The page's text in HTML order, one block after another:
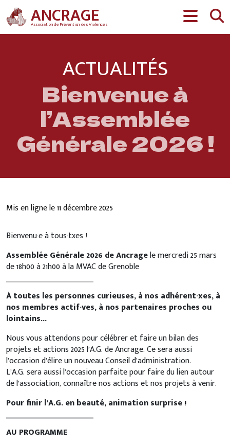
Aller au contenuANCRAGE
Association de Prévention des Violences
ACTUALITÉS
Bienvenue à
l’Assemblée
Générale 2026 !
Mis en ligne le11 décembre 2025
Bienvenu·e à tous·txes !
Assemblée Générale 2026 de Ancragele mercredi 25 mars
de 18h00 à 21h00 à la MVAC de Grenoble
À toutes les personnes curieuses, à nos adhérent·xes, à
nos membres actif·ves, à nos partenaires proches ou
lointains…
Nous vous attendons pour célébrer et faire un bilan des
projets et actions 2025 l’A.G. de Ancrage. Ce sera aussi
l’occasion d’élire un nouveau Conseil d’administration.
L’A.G. sera aussi l’occasion parfaite pour faire du lien autour
de l’association, connaître nos actions et nos projets à venir.
Pour finir l’A.G. en beauté, animation surprise !
AU PROGRAMME